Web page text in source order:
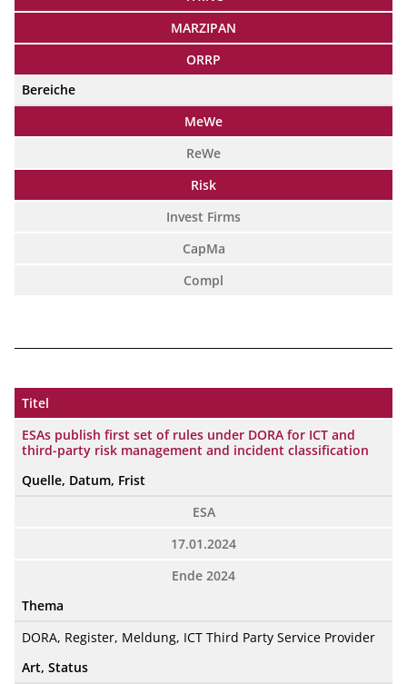
MARZIPAN
ORRP
Bereiche
MeWe
ReWe
Risk
Invest Firms
CapMa
Compl
Titel
ESAs publish first set of rules under DORA for ICT and
third-party risk management and incident classification
Quelle, Datum, Frist
ESA
17.01.2024
Ende 2024
Thema
DORA, Register, Meldung, ICT Third Party Service Provider
Art, Status